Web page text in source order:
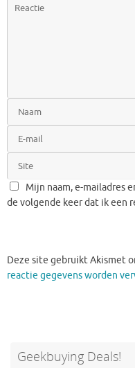
Mijn naam, e-mailadres
de volgende keer dat ik een
Deze site gebruikt Akismet
reactie gegevens worden
Geekbuying Deals!